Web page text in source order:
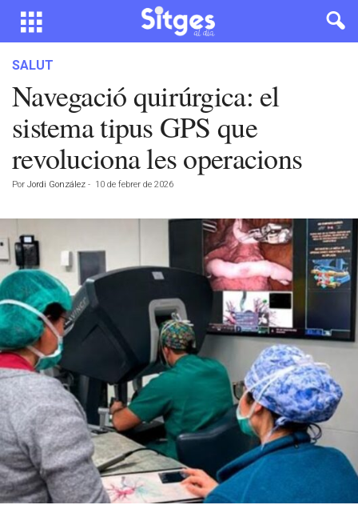
SALUT
Navegació quirúrgica: el
sistema tipus GPS que
revoluciona les operacions
Por Jordi González - 10 de febrer de 2026